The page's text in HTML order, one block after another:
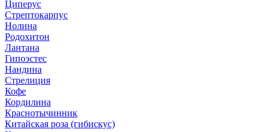
Циперус
Стрептокарпус
Нолина
Родохитон
Лантана
Гипоэстес
Нандина
Стрелиция
Кофе
Кордилина
Краснотычинник
Китайская роза (гибискус)